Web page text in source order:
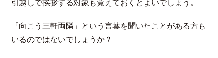
引越しで挨拶する対象も覚えておくとよいでしょう。
「向こう三軒両隣」という言葉を聞いたことがある方も
いるのではないでしょうか？